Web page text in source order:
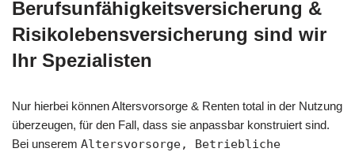
Berufsunfähigkeitsversicherung &
Risikolebensversicherung sind wir
Ihr Spezialisten
Nur hierbei können Altersvorsorge & Renten total in der Nutzung
überzeugen, für den Fall, dass sie anpassbar konstruiert sind.
Bei unserem Altersvorsorge, Betriebliche